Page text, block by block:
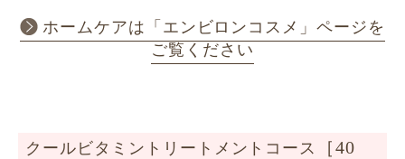
ホームケアは「エンビロンコスメ」ページを
ご覧ください
クールビタミントリートメントコース
［40